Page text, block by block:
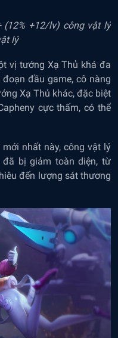
+12/lv) công vật lý
lý
vị tướng Xạ Thủ khá đa
đầu game, cô nàng
Xạ Thủ khác, đặc biệt
cực thấm, có thể
nhất này, công vật lý
đã bị giảm toàn diện, từ
đến lượng sát thương